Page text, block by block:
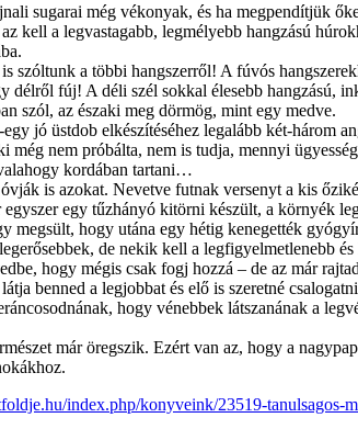
sugarai még vékonyak, és ha megpendítjük
kell a legvastagabb, legmélyebb hangzású
szóltunk a többi hangszerről! A fúvós
fúj! A déli szél sokkal élesebb hangzású,
szól, az északi meg dörmög, mint egy medve.
jó üstdob elkészítéséhez legalább két-három
nem próbálta, nem is tudja, mennyi
kordában tartani…
is azokat. Nevetve futnak versenyt a kis
egy tűzhányó kitörni készült, a környék
megsült, hogy utána egy hétig kenegették
de nekik kell a legfigyelmetlenebb
hogy mégis csak fogj hozzá – de az már
benned a legjobbat és elő is szeretné
hogy vénebbek látszanának a
már öregszik. Ezért van az, hogy a
index.php/konyveink/23519-tanulsagos-